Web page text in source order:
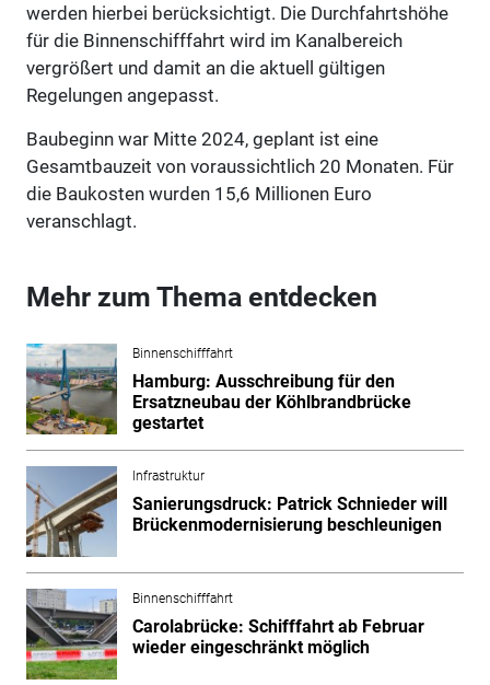
werden hierbei berücksichtigt. Die Durchfahrtshöhe
für die Binnenschifffahrt wird im Kanalbereich
vergrößert und damit an die aktuell gültigen
Regelungen angepasst.
Baubeginn war Mitte 2024, geplant ist eine
Gesamtbauzeit von voraussichtlich 20 Monaten. Für
die Baukosten wurden 15,6 Millionen Euro
veranschlagt.
Mehr zum Thema entdecken
Binnenschifffahrt
Hamburg: Ausschreibung für den
Ersatzneubau der Köhlbrandbrücke
gestartet
Infrastruktur
Sanierungsdruck: Patrick Schnieder will
Brückenmodernisierung beschleunigen
Binnenschifffahrt
Carolabrücke: Schifffahrt ab Februar
wieder eingeschränkt möglich